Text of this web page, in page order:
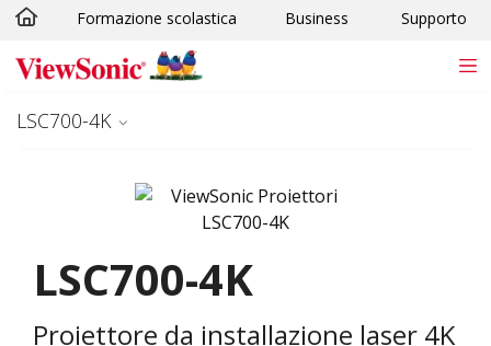
Skip to main content
Formazione scolastica Business Supporto
LSC700-4K
LSC700-4K
Proiettore da installazione laser 4K